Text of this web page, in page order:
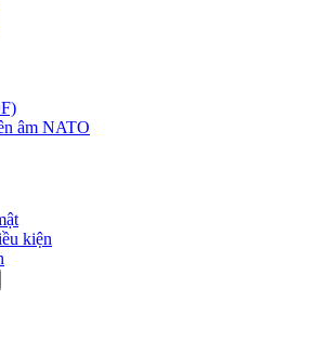
âm NATO
kiện